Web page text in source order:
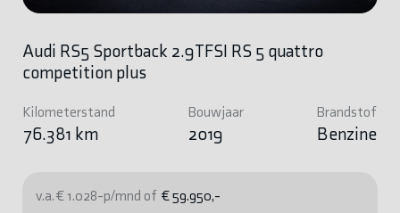
Audi RS5 Sportback 2.9TFSI RS 5 quattro
competition plus
Kilometerstand
76.381 km
Bouwjaar
2019
Brandstof
Benzine
v.a. € 1.028-p/mnd of € 59.950,-